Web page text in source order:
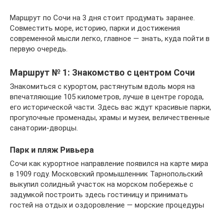
Маршрут по Сочи на 3 дня стоит продумать заранее.
Совместить море, историю, парки и достижения
современной мысли легко, главное — знать, куда пойти в
первую очередь.
Маршрут № 1: Знакомство с центром Сочи
Знакомиться с курортом, растянутым вдоль моря на
впечатляющие 105 километров, лучше в центре города,
его исторической части. Здесь вас ждут красивые парки,
прогулочные променады, храмы и музеи, величественные
санатории-дворцы.
Парк и пляж Ривьера
Сочи как курортное направление появился на карте мира
в 1909 году. Московский промышленник Тарнопольский
выкупил солидный участок на морском побережье с
задумкой построить здесь гостиницу и принимать
гостей на отдых и оздоровление — морские процедуры